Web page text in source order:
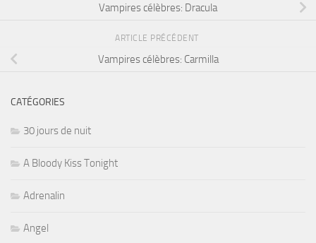
Vampires célèbres: Dracula
ARTICLE PRÉCÉDENT
Vampires célèbres: Carmilla
CATÉGORIES
30 jours de nuit
A Bloody Kiss Tonight
Adrenalin
Angel